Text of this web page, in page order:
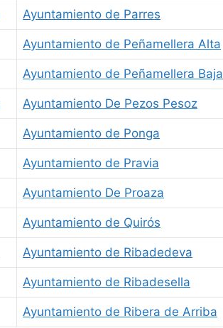
Ayuntamiento de Parres
Ayuntamiento de Peñamellera Alta
Ayuntamiento de Peñamellera Baja
Ayuntamiento De Pezos Pesoz
Ayuntamiento de Ponga
Ayuntamiento de Pravia
Ayuntamiento De Proaza
Ayuntamiento de Quirós
Ayuntamiento de Ribadedeva
Ayuntamiento de Ribadesella
Ayuntamiento de Ribera de Arriba